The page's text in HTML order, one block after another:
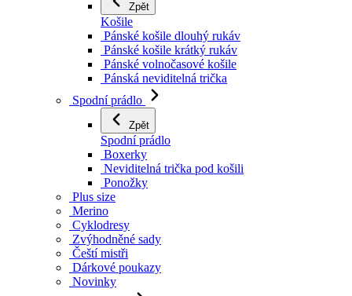
Zpět
Košile
Pánské košile dlouhý rukáv
Pánské košile krátký rukáv
Pánské volnočasové košile
Pánská neviditelná trička
Spodní prádlo
Zpět
Spodní prádlo
Boxerky
Neviditelná trička pod košili
Ponožky
Plus size
Merino
Cyklodresy
Zvýhodněné sady
Čeští mistři
Dárkové poukazy
Novinky